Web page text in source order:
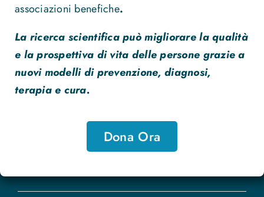
associazioni benefiche.
La ricerca scientifica può migliorare la qualità
e la prospettiva di vita delle persone grazie a
nuovi modelli di prevenzione, diagnosi,
terapia e cura.
Dona Ora